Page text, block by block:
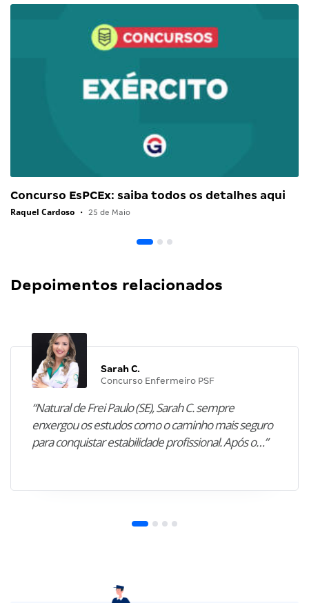
Concurso EsPCEx: saiba todos os detalhes aqui
Raquel Cardoso • 25 de Maio
Depoimentos relacionados
Sarah C.
Concurso Enfermeiro PSF
“Natural de Frei Paulo (SE), Sarah C. sempre
enxergou os estudos como o caminho mais seguro
para conquistar estabilidade profissional. Após o…”